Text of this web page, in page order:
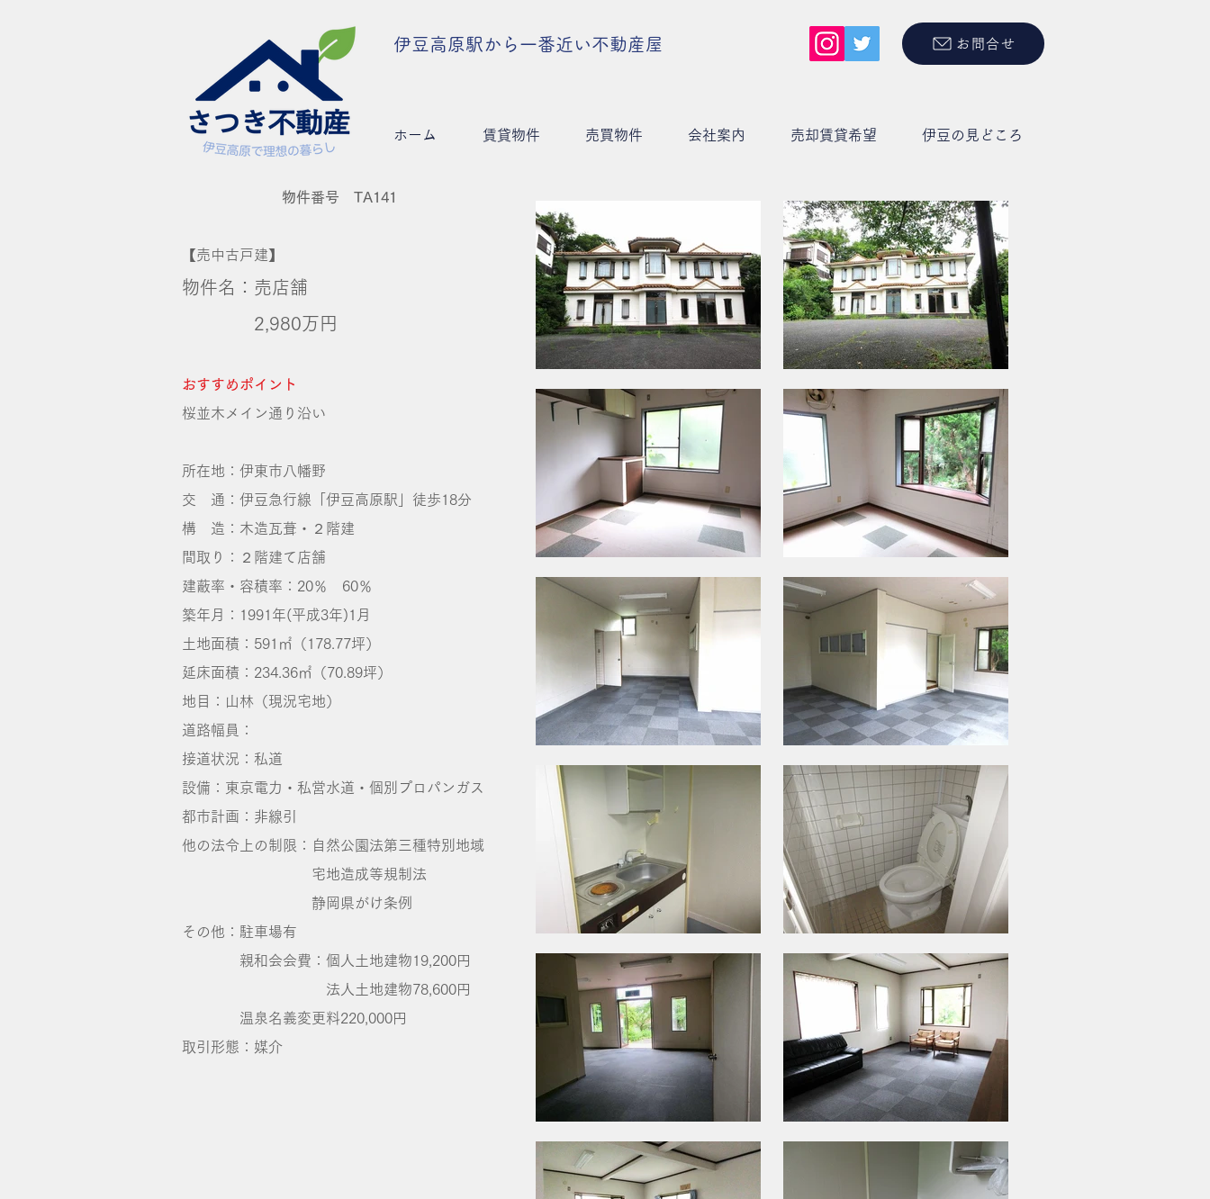
伊豆高原駅から一番近い不動産屋 お問合せ
ホーム 賃貸物件 売買物件 会社案内 売却賃貸希望 伊豆の見どころ
物件番号 TA141
【売中古戸建】
物件名：売店舗
2,980万円
おすすめポイント
桜並木メイン通り沿い
所在地：伊東市八幡野
交 通：伊豆急行線「伊豆高原駅」徒歩18分
構 造：木造瓦葺・２階建
間取り：２階建て店舗
建蔽率・容積率：20％ 60％
築年月：1991年(平成3年)1月
土地面積：591㎡（178.77坪）
延床面積：234.36㎡（70.89坪）
地目：山林（現況宅地）
道路幅員：
接道状況：私道
設備：東京電力・私営水道・個別プロパンガス
都市計画：非線引
他の法令上の制限：自然公園法第三種特別地域
宅地造成等規制法
静岡県がけ条例
その他：駐車場有
親和会会費：個人土地建物19,200円
法人土地建物78,600円
温泉名義変更料220,000円
​取引形態：媒介